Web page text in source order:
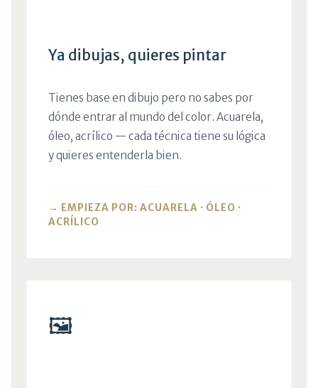
Ya dibujas, quieres pintar
Tienes base en dibujo pero no sabes por
dónde entrar al mundo del color. Acuarela,
óleo, acrílico — cada técnica tiene su lógica
y quieres entenderla bien.
→ EMPIEZA POR: ACUARELA · ÓLEO ·
ACRÍLICO
🖼️